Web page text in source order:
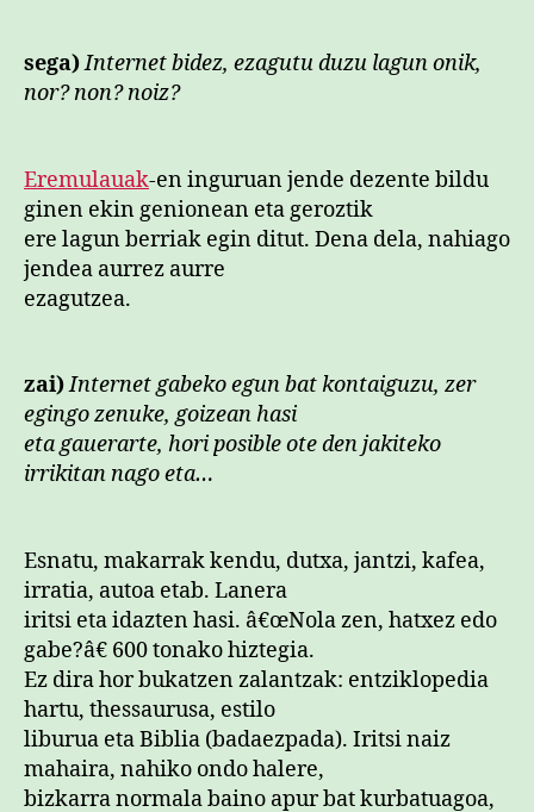
sega)Internet bidez, ezagutu duzu lagun onik,
nor? non? noiz?
Eremulauak-en inguruan jende dezente bildu
ginen ekin genionean eta geroztik
ere lagun berriak egin ditut. Dena dela, nahiago
jendea aurrez aurre
ezagutzea.
zai)Internet gabeko egun bat kontaiguzu, zer
egingo zenuke, goizean hasi
eta gauerarte, hori posible ote den jakiteko
irrikitan nago eta…
Esnatu, makarrak kendu, dutxa, jantzi, kafea,
irratia, autoa etab. Lanera
iritsi eta idazten hasi. â€œNola zen, hatxez edo
gabe?â€ 600 tonako hiztegia.
Ez dira hor bukatzen zalantzak: entziklopedia
hartu, thessaurusa, estilo
liburua eta Biblia (badaezpada). Iritsi naiz
mahaira, nahiko ondo halere,
bizkarra normala baino apur bat kurbatuagoa,